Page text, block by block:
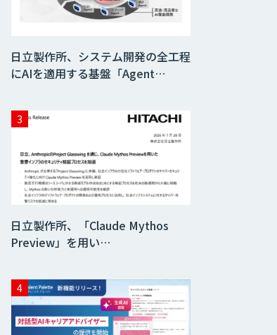
日立製作所、システム開発の全工程
にAIを適用する基盤「Agent…
日立製作所、「Claude Mythos
Preview」を用い…